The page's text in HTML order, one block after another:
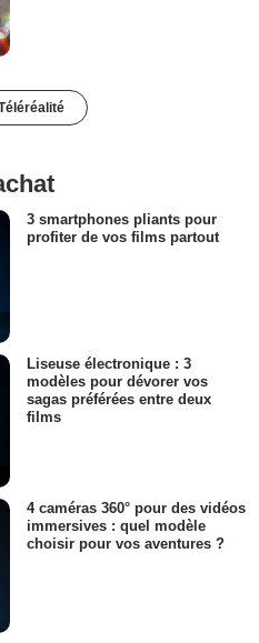
3 smartphones pliants pour
profiter de vos films partout
Liseuse électronique : 3
modèles pour dévorer vos
sagas préférées entre deux
films
4 caméras 360° pour des vidéos
immersives : quel modèle
choisir pour vos aventures ?